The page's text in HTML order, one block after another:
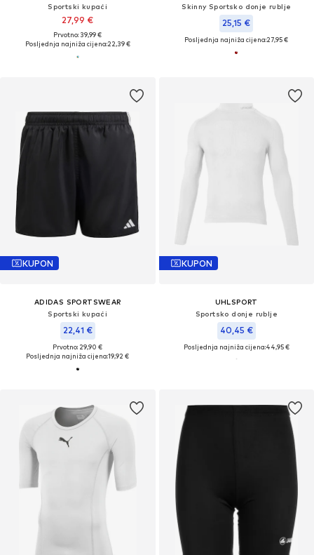
Sportski kupaći
27,99 €
Prvotno: 39,99 €
Posljednja najniža cijena:22,39 €
Skinny Sportsko donje rublje
25,15 €
Posljednja najniža cijena:27,95 €
KUPON
ADIDAS SPORTSWEAR
Sportski kupaći
22,41 €
Prvotno: 29,90 €
Posljednja najniža cijena:19,92 €
KUPON
UHLSPORT
Sportsko donje rublje
40,45 €
Posljednja najniža cijena:44,95 €